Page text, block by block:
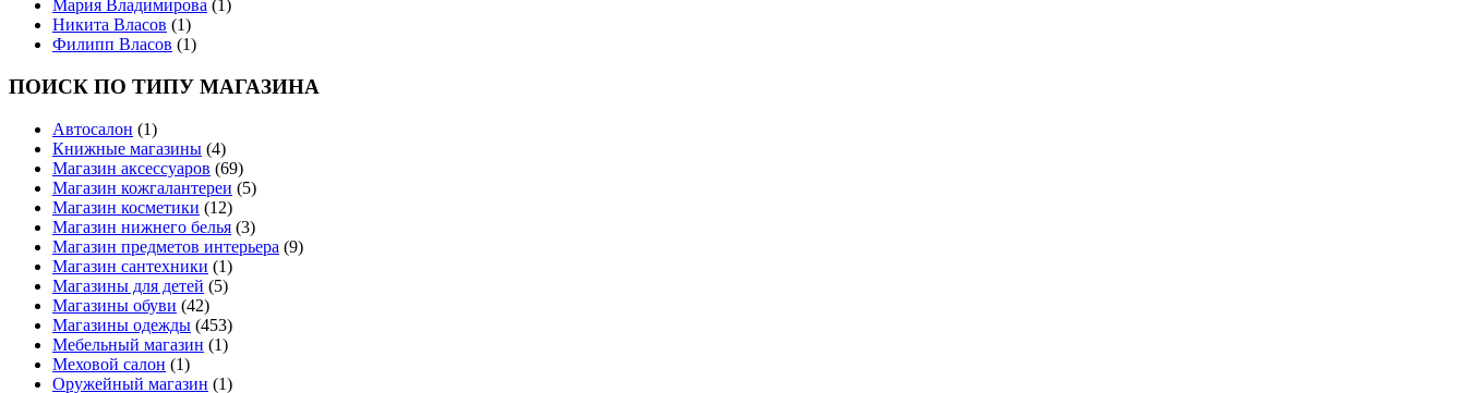
Мария Владимирова (1)
Никита Власов (1)
Филипп Власов (1)
ПОИСК ПО ТИПУ МАГАЗИНА
Автосалон (1)
Книжные магазины (4)
Магазин аксессуаров (69)
Магазин кожгалантереи (5)
Магазин косметики (12)
Магазин нижнего белья (3)
Магазин предметов интерьера (9)
Магазин сантехники (1)
Магазины для детей (5)
Магазины обуви (42)
Магазины одежды (453)
Мебельный магазин (1)
Меховой салон (1)
Оружейный магазин (1)